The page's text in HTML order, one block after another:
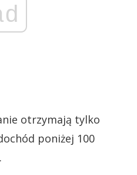
otrzymają tylko
poniżej 100